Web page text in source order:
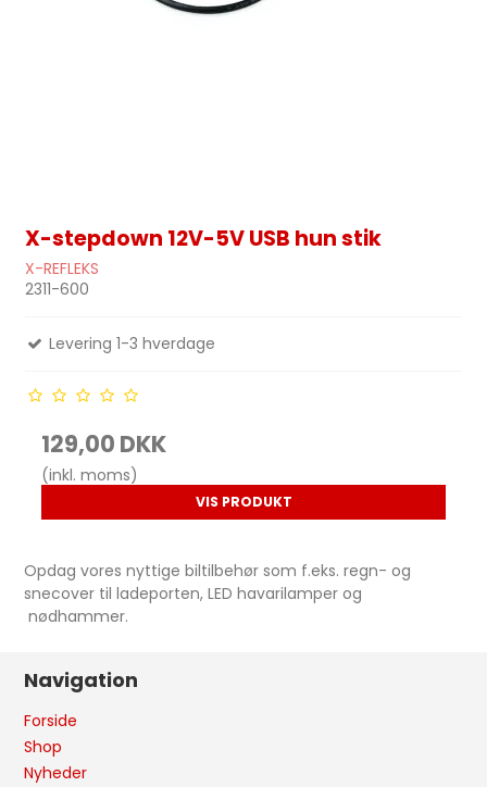
X-stepdown 12V-5V USB hun stik
X-REFLEKS
2311-600
Levering 1-3 hverdage
129,00 DKK
(inkl. moms)
VIS PRODUKT
Opdag vores nyttige biltilbehør som f.eks. regn- og
snecover til ladeporten, LED havarilamper og
nødhammer.
Navigation
Forside
Shop
Nyheder